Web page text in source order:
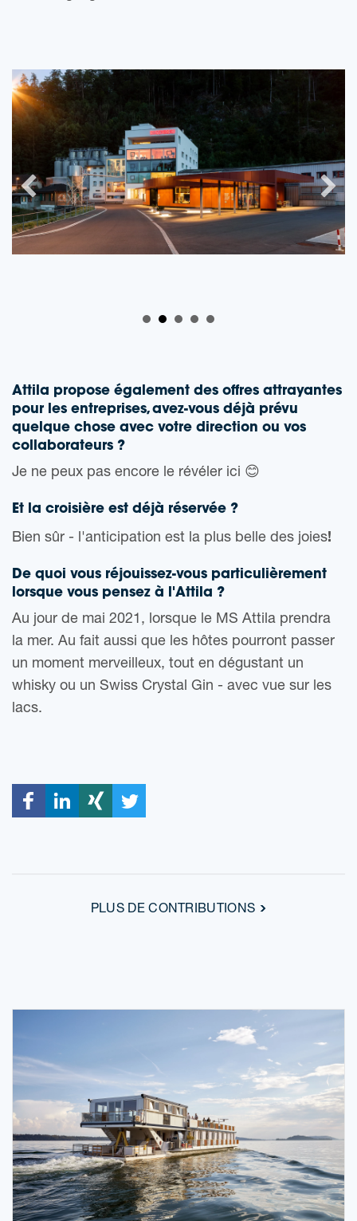
Attila propose également des offres attrayantes
pour les entreprises, avez-vous déjà prévu
quelque chose avec votre direction ou vos
collaborateurs ?
Je ne peux pas encore le révéler ici 😊
Et la croisière est déjà réservée ?
Bien sûr - l'anticipation est la plus belle des joies!
De quoi vous réjouissez-vous particulièrement
lorsque vous pensez à l'Attila ?
Au jour de mai 2021, lorsque le MS Attila prendra
la mer. Au fait aussi que les hôtes pourront passer
un moment merveilleux, tout en dégustant un
whisky ou un Swiss Crystal Gin - avec vue sur les
lacs.
PLUS DE CONTRIBUTIONS